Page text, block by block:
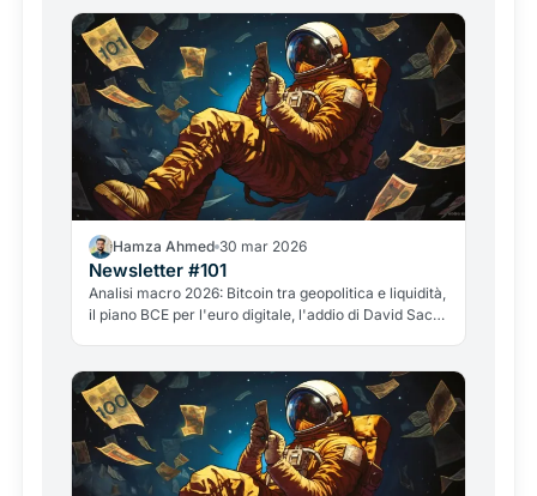
Hamza Ahmed 30 mar 2026
Newsletter #101
Analisi macro 2026: Bitcoin tra geopolitica e liquidità,
il piano BCE per l'euro digitale, l'addio di David Sacks